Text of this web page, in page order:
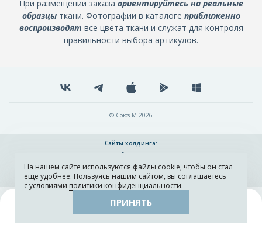
Каталог Остатки тканей
При размещении заказа ориентируйтесь на реальные
образцыткани. Фотографии в каталоге приближенно
воспроизводят все цвета ткани и служат для контроля
правильности выбора артикулов.
© Союз-М 2026
Сайты холдинга:
Разработка и поддержка сайта ADN
На нашем сайте используются файлы cookie, чтобы он стал
еще удобнее. Пользуясь нашим сайтом, вы соглашаетесь
с условиями политики конфиденциальности.
ПРИНЯТЬ